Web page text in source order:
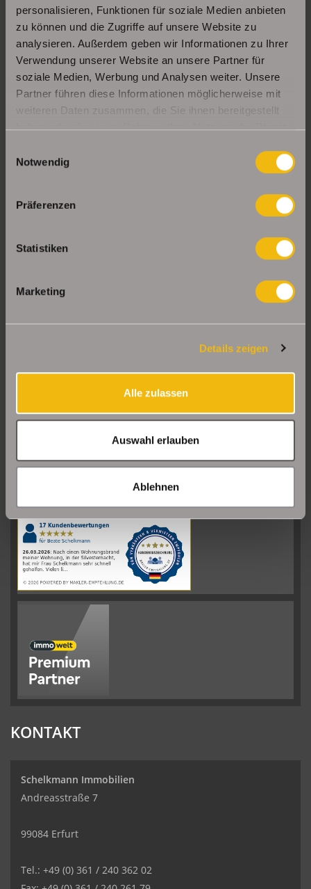
personalisieren, Funktionen für soziale Medien anbieten
zu können und die Zugriffe auf unsere Website zu
analysieren. Außerdem geben wir Informationen zu Ihrer
Verwendung unserer Website an unsere Partner für
soziale Medien, Werbung und Analysen weiter. Unsere
Partner führen diese Informationen möglicherweise mit
weiteren Daten zusammen, die Sie ihnen bereitgestellt
haben oder die sie im Rahmen Ihrer Nutzung der Dienste
Notwendig
Präferenzen
Statistiken
Marketing
Details zeigen
Alle zulassen
Auswahl erlauben
Ablehnen
Moderne, bezugsbereite 1Raumwohnung mit
Einbauküche & Stellplatz
UNSERE PARTNER & AUSZEICHNUNGEN
08/2026
|110Schelkmann
ImmobilienBewertungen
auf
werkenntdenBESTEN.de
KONTAKT
Schelkmann Immobilien
Andreasstraße 7
99084 Erfurt
Tel.: +49 (0) 361 / 240 362 02